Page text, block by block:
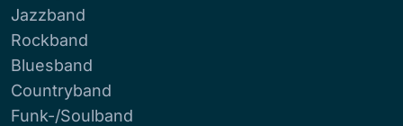
Jazzband
Rockband
Bluesband
Countryband
Funk-/Soulband